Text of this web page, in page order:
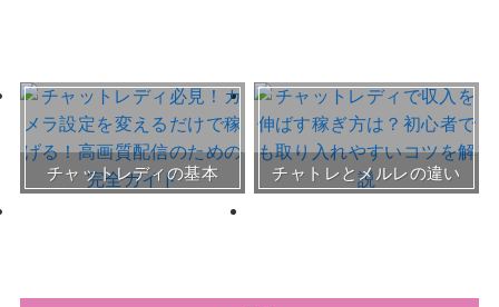
チャットレディの基本 チャトレとメルレの違い
おすすめチャトレ事務所＆
サイト
30～50代向けサイト